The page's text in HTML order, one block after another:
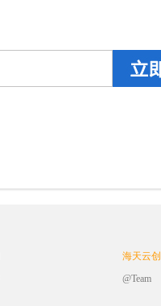
海天云
@Team